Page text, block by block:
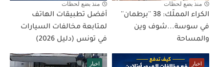
منذ بضع لحظات
الكراء المملّك: 38 ''برطمان''
في سوسة...شوف وين
والمساحة
منذ بضع لحظات
أفضل تطبيقات الهاتف
لمتابعة مخالفات السيارات
في تونس (دليل 2026)
اخبار اخبار